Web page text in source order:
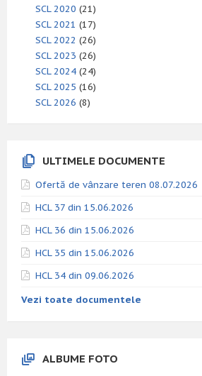
SCL 2020 (21)
SCL 2021 (17)
SCL 2022 (26)
SCL 2023 (26)
SCL 2024 (24)
SCL 2025 (16)
SCL 2026 (8)
ULTIMELE DOCUMENTE
Ofertă de vânzare teren 08.07.2026
HCL 37 din 15.06.2026
HCL 36 din 15.06.2026
HCL 35 din 15.06.2026
HCL 34 din 09.06.2026
Vezi toate documentele
ALBUME FOTO